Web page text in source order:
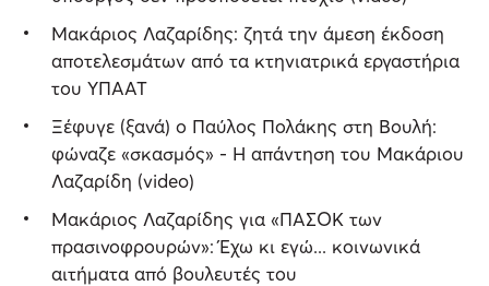
Μακάριος Λαζαρίδης: ζητά την άμεση έκδοση
αποτελεσμάτων από τα κτηνιατρικά εργαστήρια
του ΥΠΑΑΤ
Ξέφυγε (ξανά) ο Παύλος Πολάκης στη Βουλή:
φώναζε «σκασμός» - Η απάντηση του Μακάριου
Λαζαρίδη (video)
Μακάριος Λαζαρίδης για «ΠΑΣΟΚ των
πρασινοφρουρών»: Έχω κι εγώ... κοινωνικά
αιτήματα από βουλευτές του